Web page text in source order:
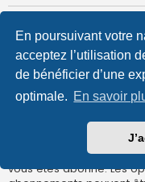
En poursuivant votre
acceptez l’utilisation
de bénéficier d’une
optimale. En savoir
abonnements ?
Dans phpBB 3.0, la
sujet aux favoris était
navigateur internet.
lorsqu’un sujet ajouté
les favoris sont
pouvez à présent
aux favoris est mis à
préviendra de la mise à
vous êtes abonné. Les